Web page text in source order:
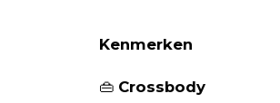
Kenmerken
👜 Crossbody